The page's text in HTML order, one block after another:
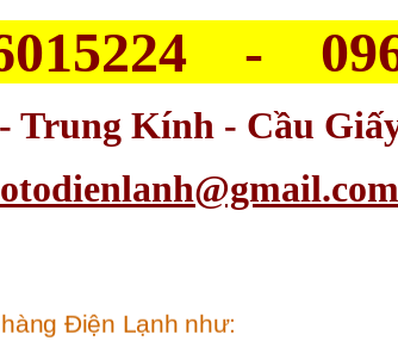
-
Trung Kính - Cầu
DUPONT MỸ XỊN